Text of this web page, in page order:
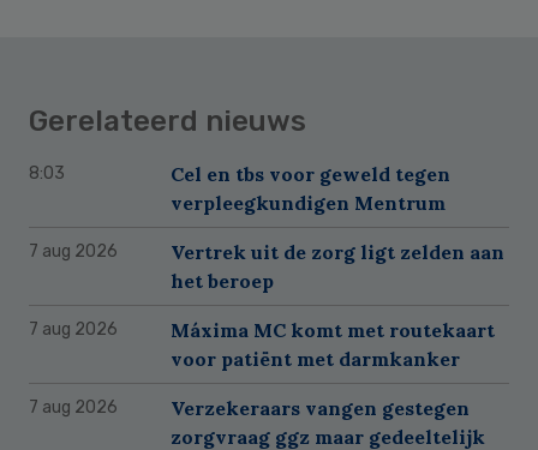
Gerelateerd nieuws
8:03
Cel en tbs voor geweld tegen
verpleegkundigen Mentrum
7 aug 2026
Vertrek uit de zorg ligt zelden aan
het beroep
7 aug 2026
Máxima MC komt met routekaart
voor patiënt met darmkanker
7 aug 2026
Verzekeraars vangen gestegen
zorgvraag ggz maar gedeeltelijk